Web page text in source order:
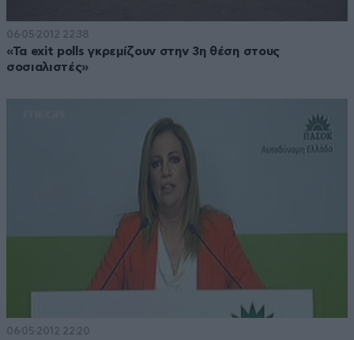
06·05·2012 22:38
«Τα exit polls γκρεμίζουν στην 3η θέση στους
σοσιαλιστές»
06·05·2012 22:20